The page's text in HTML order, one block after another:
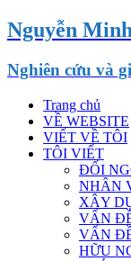
Nguyễn
Nghiên cứu và
Trang chủ
VỀ WEBSITE
VIẾT VỀ TÔI
TÔI VIẾT
ĐỐI
NHÂN
XÂY
VẤN
VẤN
HỮU